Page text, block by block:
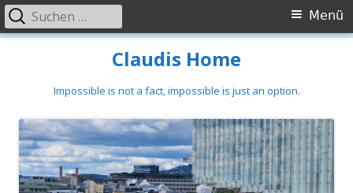
Claudis Home
Impossible is not a fact, impossible is just an option.
Primäres
Menü
Suchen
nach: